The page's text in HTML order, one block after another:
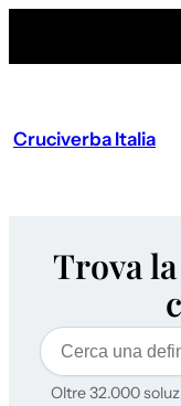
Cruciverba Italia
Trova
Cerca
Oltre 32.000